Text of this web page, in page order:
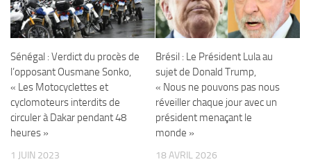
Sénégal : Verdict du procès de
l’opposant Ousmane Sonko,
« Les Motocyclettes et
cyclomoteurs interdits de
circuler à Dakar pendant 48
heures »
1 JUIN 2023
Brésil : Le Président Lula au
sujet de Donald Trump,
« Nous ne pouvons pas nous
réveiller chaque jour avec un
président menaçant le
monde »
18 AVRIL 2026